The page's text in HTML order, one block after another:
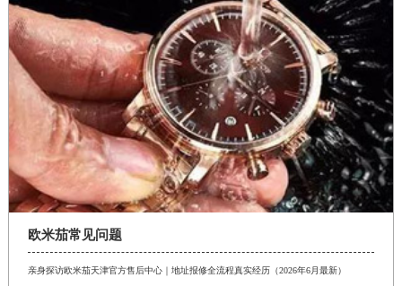
欧米茄常见问题
亲身探访欧米茄天津官方售后中心｜地址报修全流程真实经历（2026年6月最新）